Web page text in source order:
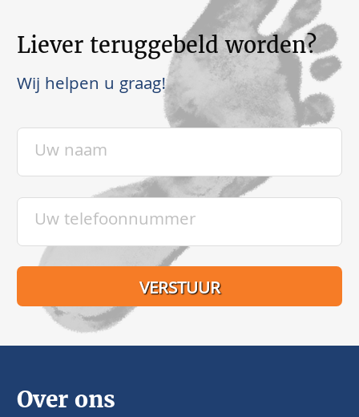
Liever teruggebeld worden?
Wij helpen u graag!
Over ons